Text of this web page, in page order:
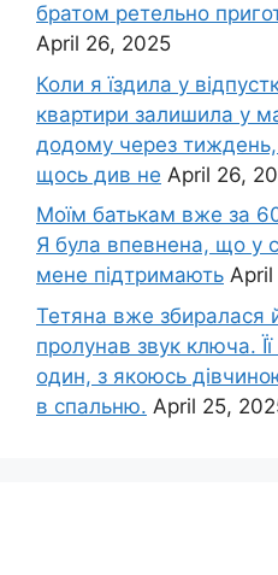
братом ретельно
April 26, 2025
Коли я їздила у
квартири залишила у
додому через тиждень,
щось див не April 26,
Моїм батькам вже за
Я була впевнена, що у
мене підтримають
Тетяна вже збиралася
пролунав звук ключа.
один, з якоюсь
в спальню. April 25,